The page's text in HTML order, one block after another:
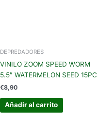
DEPREDADORES
VINILO ZOOM SPEED WORM
5.5″ WATERMELON SEED 15PC
€8,90
Añadir al carrito